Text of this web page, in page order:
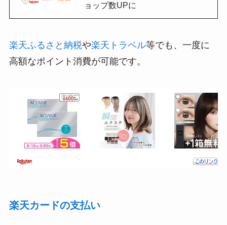
ョップ数UPに
楽天ふるさと納税や楽天トラベル等でも、一度に
高額なポイント消費が可能です。
楽天カードの支払い